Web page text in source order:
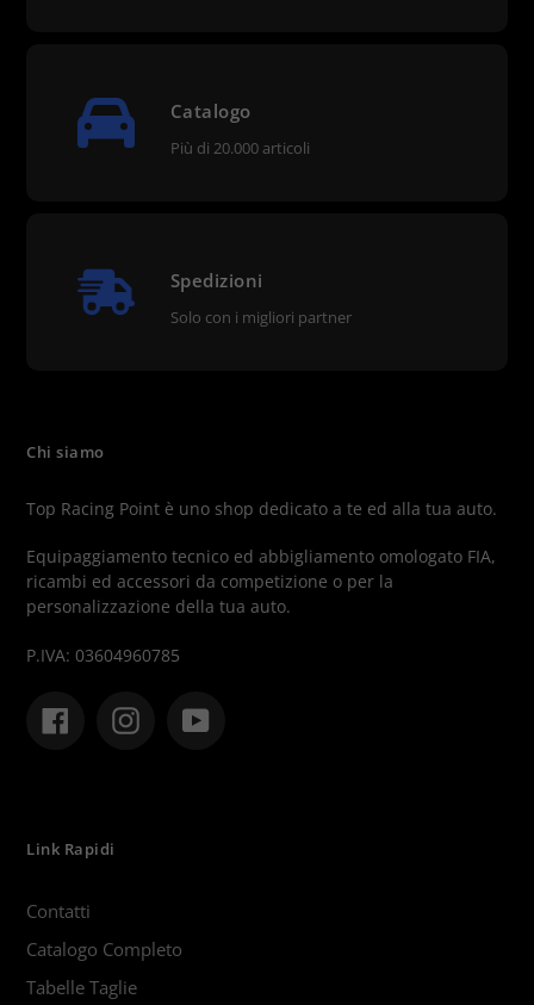
Catalogo
Più di 20.000 articoli
Spedizioni
Solo con i migliori partner
Chi siamo
Top Racing Point è uno shop dedicato a te ed alla tua auto.
Equipaggiamento tecnico ed abbigliamento omologato FIA,
ricambi ed accessori da competizione o per la
personalizzazione della tua auto.
P.IVA: 03604960785
FacebookInstagram
Link Rapidi
Contatti
Catalogo Completo
Tabelle Taglie